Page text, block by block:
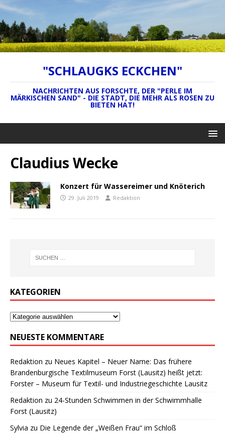
"SCHLAUGKS ECKCHEN"
NACHRICHTEN AUS FORSCHTE, DER "PERLE IM
MÄRKISCHEN SAND" - DIE STADT, DIE MEHR ALS ROSEN ZU
BIETEN HAT!
Claudius Wecke
Konzert für Wassereimer und Knöterich
29. Juli 2019 Redaktion
KATEGORIEN
NEUESTE KOMMENTARE
Redaktion zu Neues Kapitel – Neuer Name: Das frühere
Brandenburgische Textilmuseum Forst (Lausitz) heißt jetzt:
Forster – Museum für Textil- und Industriegeschichte Lausitz
Redaktion zu 24-Stunden Schwimmen in der Schwimmhalle
Forst (Lausitz)
Sylvia zu Die Legende der „Weißen Frau“ im Schloß